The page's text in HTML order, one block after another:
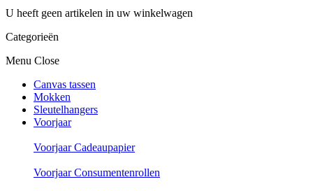
U heeft geen artikelen in uw winkelwagen
Categorieën
Menu Close
Canvas tassen
Mokken
Sleutelhangers
Voorjaar
Voorjaar Cadeaupapier
Voorjaar Consumentenrollen